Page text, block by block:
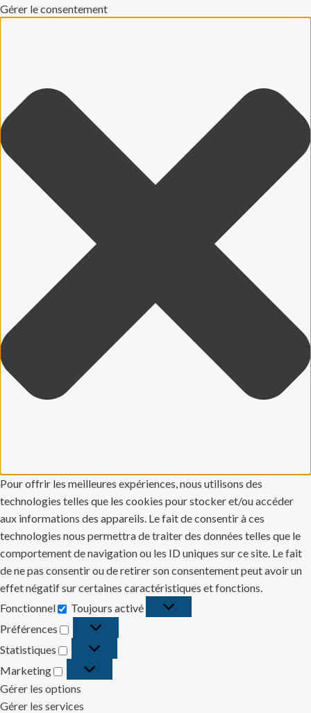
Gérer le consentement
Pour offrir les meilleures expériences, nous utilisons des
technologies telles que les cookies pour stocker et/ou accéder
aux informations des appareils. Le fait de consentir à ces
technologies nous permettra de traiter des données telles que le
comportement de navigation ou les ID uniques sur ce site. Le fait
de ne pas consentir ou de retirer son consentement peut avoir un
effet négatif sur certaines caractéristiques et fonctions.
Fonctionnel
Fonctionnel
Toujours activé
Préférences
Préférences
Statistiques
Statistiques
Marketing
Marketing
Gérer les options
Gérer les services